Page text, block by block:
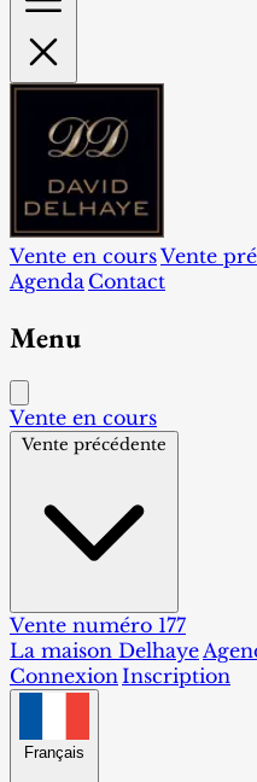
Vente en coursVente
Agenda Contact
Menu
Vente en cours
Vente précédente
Vente numéro 177
La maison Delhaye
ConnexionInscription
Français